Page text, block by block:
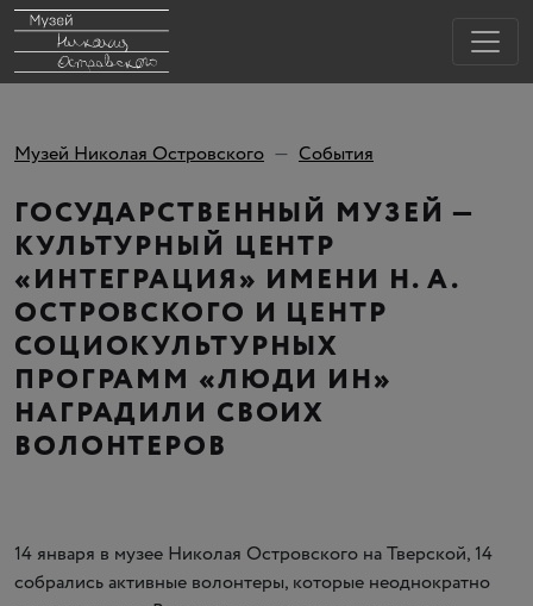
Музей Николая Островского События
ГОСУДАРСТВЕННЫЙ МУЗЕЙ —
КУЛЬТУРНЫЙ ЦЕНТР
«ИНТЕГРАЦИЯ» ИМЕНИ Н. А.
ОСТРОВСКОГО И ЦЕНТР
СОЦИОКУЛЬТУРНЫХ
ПРОГРАММ «ЛЮДИ ИН»
НАГРАДИЛИ СВОИХ
ВОЛОНТЕРОВ
14 января в музее Николая Островского на Тверской, 14
собрались активные волонтеры, которые неоднократно